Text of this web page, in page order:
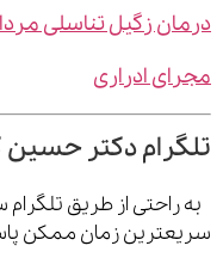
زگیل تناسلی مردان
ادراری
دکتر حسین
از طریق تلگرام
زمان ممکن پاسخ